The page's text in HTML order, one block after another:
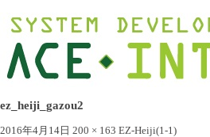
ez_heiji_gazou2
2016年4月14日 200 × 163 EZ-Heiji(1-1)